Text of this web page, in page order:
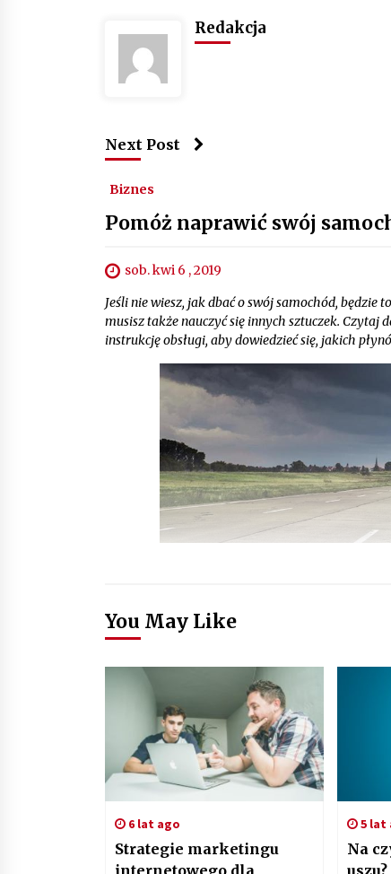
Redakcja
Next Post
Biznes
Pomóż naprawić swój
sob. kwi 6 , 2019
Jeśli nie wiesz, jak dbać o swój samochód,
musisz także nauczyć się innych sztuczek. Czytaj
instrukcję obsługi, aby dowiedzieć się, jakich
You May Like
6 lat ago
Strategie marketingu
5 lat
Na